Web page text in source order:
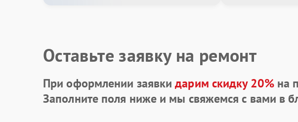
Оставьте заявку на ремонт
При оформлении заявкидарим скидку 20%на
Заполните поля ниже и мы свяжемся с вами в